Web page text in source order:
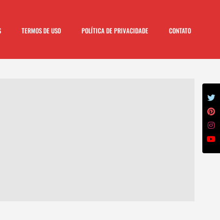
TERMOS DE USO POLÍTICA DE PRIVACIDADE CONTATO